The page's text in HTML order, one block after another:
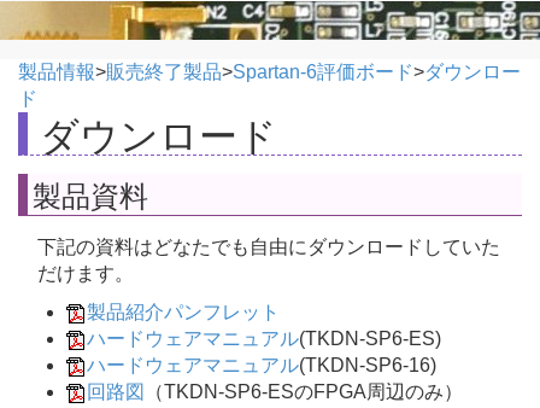
製品情報>販売終了製品>Spartan-6評価ボード>ダウンロー
ド
ダウンロード
製品資料
下記の資料はどなたでも自由にダウンロードしていた
だけます。
製品紹介パンフレット
ハードウェアマニュアル(TKDN-SP6-ES)
ハードウェアマニュアル(TKDN-SP6-16)
回路図
（TKDN-SP6-ESのFPGA周辺のみ）